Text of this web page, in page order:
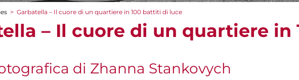
> Garbatella – Il cuore di un quartiere in 100 battiti di luce
– Il cuore di un quartiere
di Zhanna Stankovych